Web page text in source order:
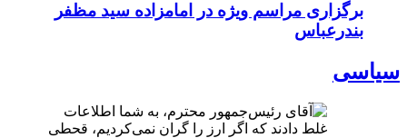
برگزاری مراسم ویژه در امامزاده سید مظفر
بندرعباس
سیاسی